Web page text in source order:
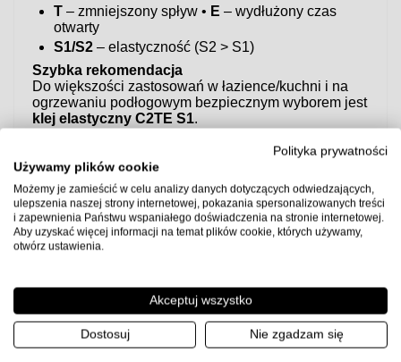
T – zmniejszony spływ • E – wydłużony czas
otwarty
S1/S2 – elastyczność (S2 > S1)
Szybka rekomendacja
Do większości zastosowań w łazience/kuchni i na
ogrzewaniu podłogowym bezpiecznym wyborem jest
klej elastyczny C2TE S1.
przed użyciem sprawdź kartę techniczną producenta
kleju, przygotuj podłoże zgodnie z wytycznymi (gruntowanie,
równość, suchość) i zachowaj zalecane proporcje wody oraz
czasy schnięcia.
Czym różnią się płytki gresowe od ceramicznych?
Czym różnią się płytki gresowe od ceramicznych?
Zarówno płytki gresowe , jak i ceramicznesą popularnym
wyborem do wykończenia wnętrz, jednak różnią się
Polityka prywatności
Używamy plików cookie
Możemy je zamieścić w celu analizy danych dotyczących odwiedzających,
ulepszenia naszej strony internetowej, pokazania spersonalizowanych treści
i zapewnienia Państwu wspaniałego doświadczenia na stronie internetowej.
Aby uzyskać więcej informacji na temat plików cookie, których używamy,
otwórz ustawienia.
Akceptuj wszystko
Dostosuj Nie zgadzam się